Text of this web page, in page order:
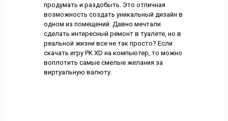
продумать и раздобыть. Это отличная
возможность создать уникальный дизайн в
одном из помещений. Давно мечтали
сделать интересный ремонт в туалете, но в
реальной жизни все не так просто? Если
скачать игру PK XD на компьютер, то можно
воплотить самые смелые желания за
виртуальную валюту.